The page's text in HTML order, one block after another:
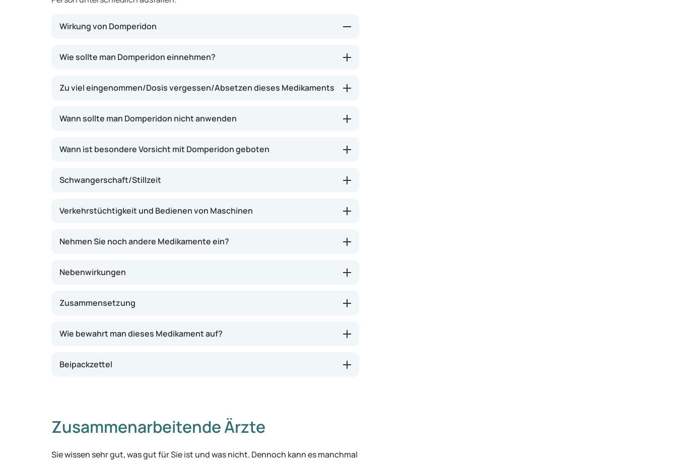
Wirkung von Domperidon
Übelkeit und Erbrechen verringern. Es blockiert bestimmte Signale im Gehirn,
Magenbeschwerden oder in anderen Situationen, in denen Übelkeit auftritt,
Wie sollte man Domperidon einnehmen?
Zu viel eingenommen/Dosis vergessen/Absetzen dieses Medikaments
Wann sollte man Domperidon nicht anwenden
Wann ist besondere Vorsicht mit Domperidon geboten
Schwangerschaft/Stillzeit
Verkehrstüchtigkeit und Bedienen von Maschinen
Nehmen Sie noch andere Medikamente ein?
Nebenwirkungen
Zusammensetzung
Wie bewahrt man dieses Medikament auf?
Beipackzettel
Zusammenarbeitende Ärzte
Sie wissen sehr gut, was gut für Sie ist und was nicht. Dennoch kann es manchmal